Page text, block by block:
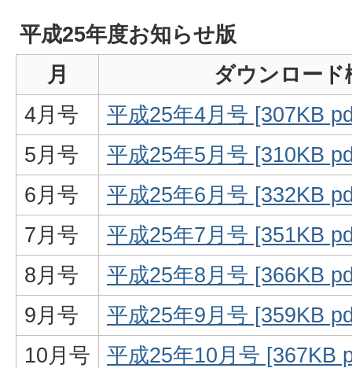
平成25年度お知らせ版
月
ダウンロード
4月号
平成25年4月号 [307KB
5月号
平成25年5月号 [310KB
6月号
平成25年6月号 [332KB
7月号
平成25年7月号 [351KB
8月号
平成25年8月号 [366KB
9月号
平成25年9月号 [359KB
10月号
平成25年10月号 [367KB